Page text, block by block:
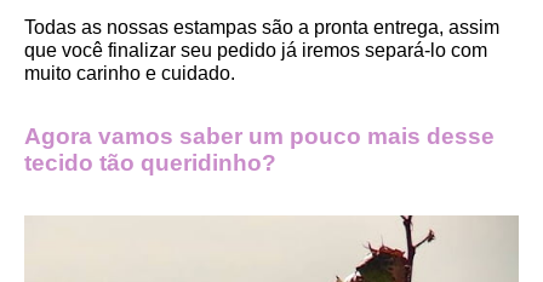
Todas as nossas estampas são a pronta entrega, assim
que você finalizar seu pedido já iremos separá-lo com
muito carinho e cuidado.
Agora vamos saber um pouco mais desse
tecido tão queridinho?